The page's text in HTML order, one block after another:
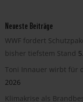
Neueste Beiträge
WWF fordert
bisher tiefstem Stand
Toni Innauer wirbt für
2026
Klimakrise als